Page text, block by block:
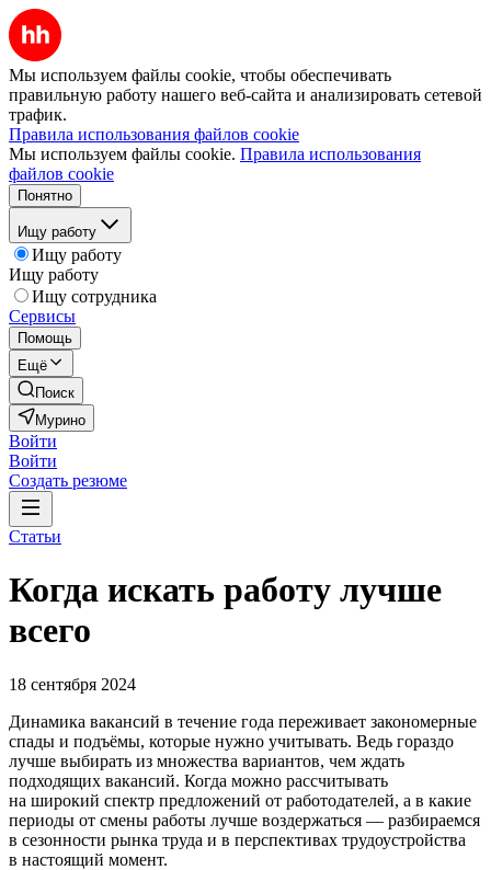
Мы используем файлы cookie, чтобы обеспечивать
правильную работу нашего веб-сайта и анализировать сетевой
трафик.
Правила использования файлов cookie
Мы используем файлы cookie. Правила использования
файлов cookie
Понятно
Ищу работу
Ищу работу
Ищу работу
Ищу сотрудника
Сервисы
Помощь
Ещё
Поиск
Мурино
Войти
Войти
Создать резюме
Статьи
Когда искать работу лучше
всего
18 сентября 2024
Динамика вакансий в течение года переживает закономерные
спады и подъёмы, которые нужно учитывать. Ведь гораздо
лучше выбирать из множества вариантов, чем ждать
подходящих вакансий. Когда можно рассчитывать
на широкий спектр предложений от работодателей, а в какие
периоды от смены работы лучше воздержаться — разбираемся
в сезонности рынка труда и в перспективах трудоустройства
в настоящий момент.